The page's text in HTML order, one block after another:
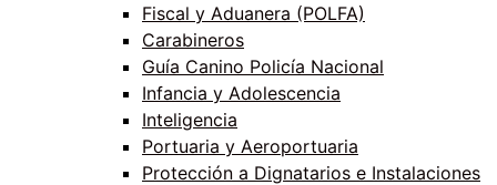
Fiscal y Aduanera (POLFA)
Carabineros
Guía Canino Policía Nacional
Infancia y Adolescencia
Inteligencia
Portuaria y Aeroportuaria
Protección a Dignatarios e Instalaciones